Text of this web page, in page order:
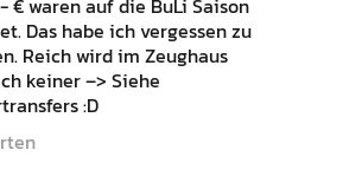
€ waren auf die BuLi Saison
Das habe ich vergessen zu
Reich wird im Zeughaus
keiner –> Siehe
:D